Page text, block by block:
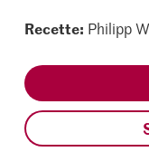
Recette: Philipp